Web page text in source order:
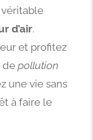
d’air.
et profitez
de pollution
une vie sans
à faire le